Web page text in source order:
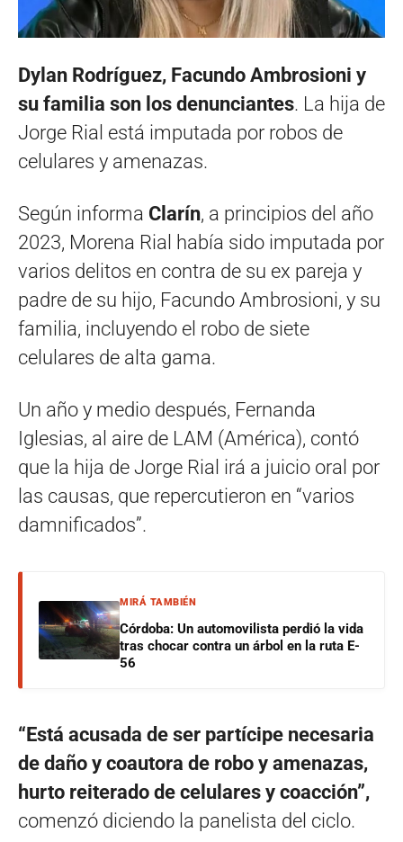
Dylan Rodríguez, Facundo Ambrosioni y
su familia son los denunciantes. La hija de
Jorge Rial está imputada por robos de
celulares y amenazas.
Según informa Clarín, a principios del año
2023, Morena Rial había sido imputada por
varios delitos en contra de su ex pareja y
padre de su hijo, Facundo Ambrosioni, y su
familia, incluyendo el robo de siete
celulares de alta gama.
Un año y medio después, Fernanda
Iglesias, al aire de LAM (América), contó
que la hija de Jorge Rial irá a juicio oral por
las causas, que repercutieron en “varios
damnificados”.
MIRÁ TAMBIÉN
Córdoba: Un automovilista perdió la vida
tras chocar contra un árbol en la ruta E-
56
“Está acusada de ser partícipe necesaria
de daño y coautora de robo y amenazas,
hurto reiterado de celulares y coacción”,
comenzó diciendo la panelista del ciclo.